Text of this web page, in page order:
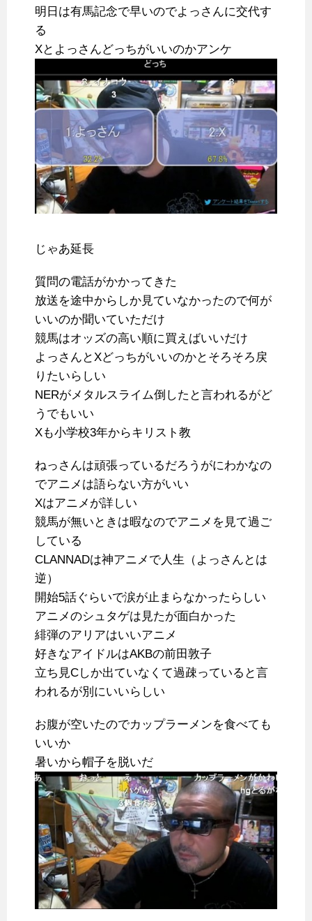
明日は有馬記念で早いのでよっさんに交代す
る
Xとよっさんどっちがいいのかアンケ
じゃあ延長
質問の電話がかかってきた
放送を途中からしか見ていなかったので何が
いいのか聞いていただけ
競馬はオッズの高い順に買えばいいだけ
よっさんとXどっちがいいのかとそろそろ戻
りたいらしい
NERがメタルスライム倒したと言われるがど
うでもいい
Xも小学校3年からキリスト教
ねっさんは頑張っているだろうがにわかなの
でアニメは語らない方がいい
Xはアニメが詳しい
競馬が無いときは暇なのでアニメを見て過ご
している
CLANNADは神アニメで人生（よっさんとは
逆）
開始5話ぐらいで涙が止まらなかったらしい
アニメのシュタゲは見たが面白かった
緋弾のアリアはいいアニメ
好きなアイドルはAKBの前田敦子
立ち見Cしか出ていなくて過疎っていると言
われるが別にいいらしい
お腹が空いたのでカップラーメンを食べても
いいか
暑いから帽子を脱いだ